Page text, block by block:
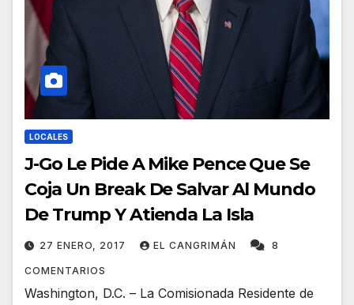
LOCALES
J-Go Le Pide A Mike Pence Que Se
Coja Un Break De Salvar Al Mundo
De Trump Y Atienda La Isla
27 ENERO, 2017 EL CANGRIMÁN 8
COMENTARIOS
Washington, D.C. – La Comisionada Residente de